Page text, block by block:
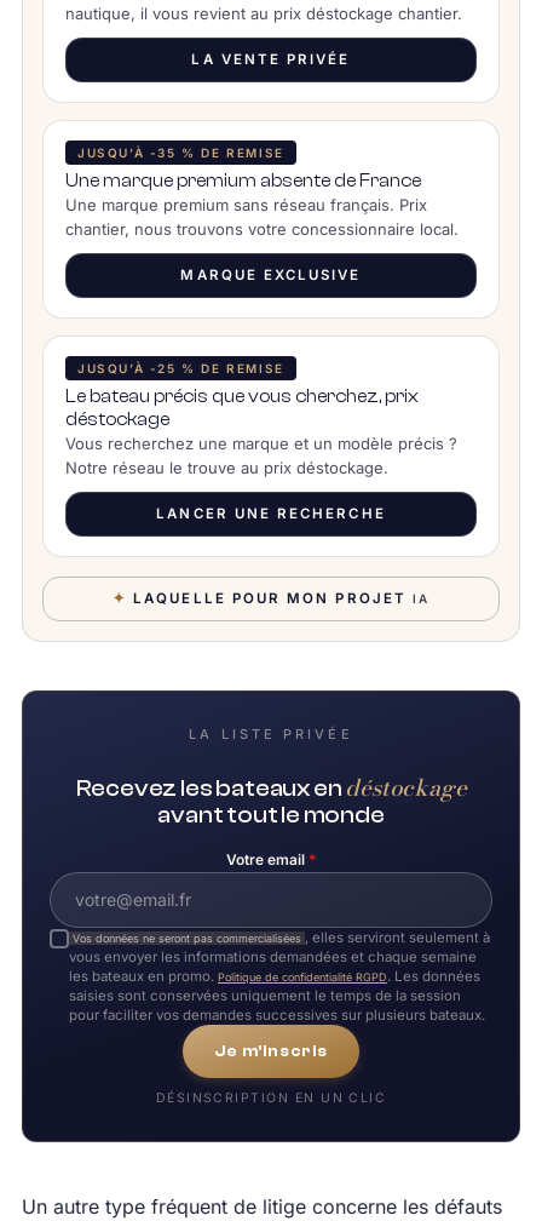
nautique, il vous revient au prix déstockage chantier.
LA VENTE PRIVÉE
JUSQU’À -35 % DE REMISE
Une marque premium absente de France
Une marque premium sans réseau français. Prix
chantier, nous trouvons votre concessionnaire local.
MARQUE EXCLUSIVE
JUSQU’À -25 % DE REMISE
Le bateau précis que vous cherchez, prix
déstockage
Vous recherchez une marque et un modèle précis ?
Notre réseau le trouve au prix déstockage.
LANCER UNE RECHERCHE
✦ LAQUELLE POUR MON PROJET IA
LA LISTE PRIVÉE
Recevez les bateaux en déstockage
avant tout le monde
Votre email *
Vos données ne seront pas commercialisées , elles serviront seulement à
vous envoyer les informations demandées et chaque semaine
les bateaux en promo. Politique de confidentialité RGPD. Les données
saisies sont conservées uniquement le temps de la session
pour faciliter vos demandes successives sur plusieurs bateaux.
Je m'inscris
DÉSINSCRIPTION EN UN CLIC
Un autre type fréquent de litige concerne les défauts